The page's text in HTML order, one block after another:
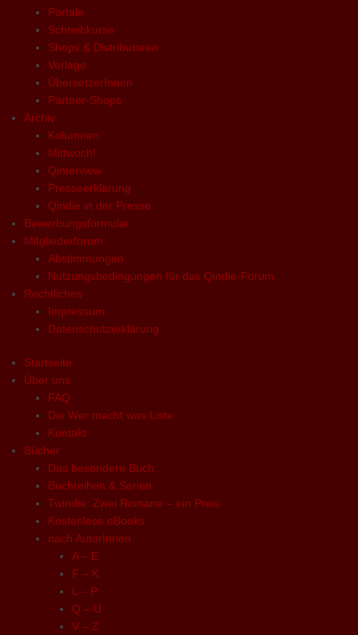
Portale
Schreibkurse
Shops & Distributoren
Verlage
ÜbersetzerInnen
Partner-Shops
Archiv
Kolumnen
Mittwoch!
Qinterview
Presseerklärung
Qindie in der Presse
Bewerbungsformular
Mitgliederforum
Abstimmungen
Nutzungsbedingungen für das Qindie-Forum
Rechtliches
Impressum
Datenschutzerklärung
Startseite
Über uns
FAQ
Die Wer macht was Liste
Kontakt
Bücher
Das besondere Buch
Buchreihen & Serien
Twindie: Zwei Romane – ein Preis
Kostenlose eBooks
nach AutorInnen
A – E
F – K
L – P
Q – U
V – Z